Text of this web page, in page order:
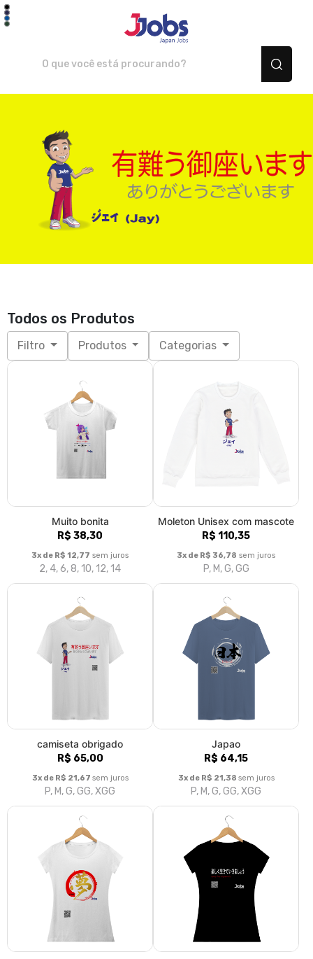
Todos os Produtos
Filtro Produtos Categorias
Muito bonita
R$ 38,30
3x de R$ 12,77 sem juros
2, 4, 6, 8, 10, 12, 14
Moleton Unisex com mascote
R$ 110,35
3x de R$ 36,78 sem juros
P, M, G, GG
camiseta obrigado
R$ 65,00
3x de R$ 21,67 sem juros
P, M, G, GG, XGG
Japao
R$ 64,15
3x de R$ 21,38 sem juros
P, M, G, GG, XGG